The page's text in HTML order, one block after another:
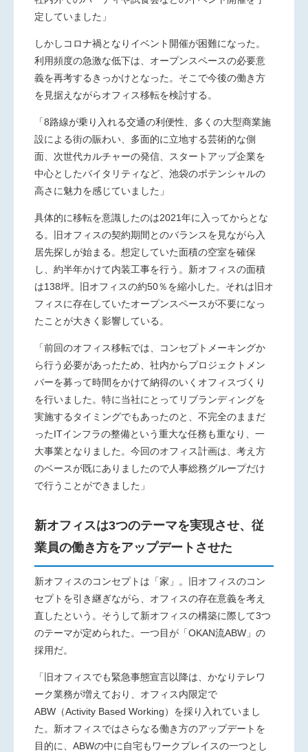
定していました」
しかしコロナ禍となりイベント開催が困難になった。
利用頻度の急激な低下は、オープンスペースの必要意
義を再考するきっかけとなった。そこで今後の働き方
を見据えながらオフィス移転を検討する。
「8路線が乗り入れる交通の利便性、多くの大型商業施
設による街の賑わい、多面的に立地する芸術的な側
面、次世代カルチャーの発信、スタートアップ企業を
中心としたバイタリティなど、池袋のポテンシャルの
高さに魅力を感じていました」
具体的に移転を意識したのは2021年に入ってからとな
る。旧オフィスの契約期間とのバランスを見ながら入
居先探しが始まる。想定していた面積の空室を確保
し、約半年かけて内装工事を行う。新オフィスの面積
は138坪。旧オフィスの約50％を縮小した。それは旧オ
フィスに存在していたオープンスペースが不要になっ
たことが大きく影響している。
「前回のオフィス移転では、コンセプトメーキングか
ら行う必要があったため、社内からプロジェクトメン
バーを募って時間をかけて納得のいくオフィスづくり
を行いました。特に当社にとってリブランディングを
実施するタイミングでもあったのと、不完全のままだ
ったITインフラの整備という重大な任務も重なり、一
大事業となりました。今回のオフィス計画は、考え方
のベースが既にありましたので人事総務グループだけ
で行うことができました」
新オフィスは3つのテーマを実現させ、従
業員の働き方をアップデートさせた
新オフィスのコンセプトは「家」。旧オフィスのコン
セプトを引き継ぎながら、オフィスの存在意義を考え
直したという。そうして新オフィスの構築に際して3つ
のテーマが定められた。一つ目が「OKAN流ABW 」の
採用だ。
「旧オフィスでも緊急事態宣言以降は、かなりテレワ
ーク業務が増えており、オフィス内限定で
ABW （Activity Based Working）を採り入れていまし
た。新オフィスではさらなる働き方のアップデートを
目的に、 ABWの中に自宅もワークプレイスの一つとし